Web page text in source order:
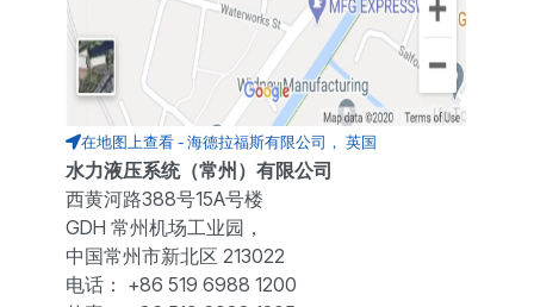
在地图上查看 - 海德拉福斯有限公司， 英国
水力液压系统（常州）有限公司
西黄河路388号15A号楼
GDH 常州机场工业园，
中国常州市新北区 213022
电话： +86 519 6988 1200